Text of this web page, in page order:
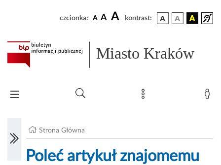
czcionka: A A A kontrast:
Miasto Kraków
Strona Główna
Poleć artykuł znajomemu